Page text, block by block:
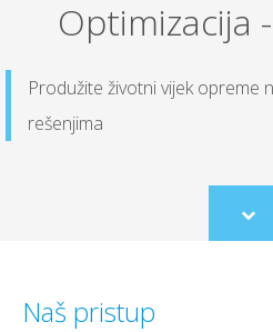
Optimizacija
Produžite životni vijek opreme
rešenjima
Scroll
to
Naš pristup